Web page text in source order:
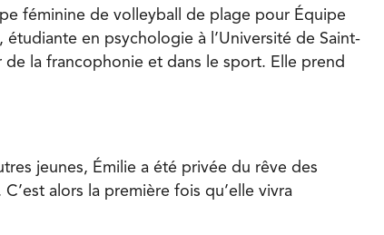
féminine de volleyball de plage pour Équipe
en psychologie à l’Université de Saint-
de la francophonie et dans le sport. Elle prend
jeunes, Émilie a été privée du rêve des
alors la première fois qu’elle vivra